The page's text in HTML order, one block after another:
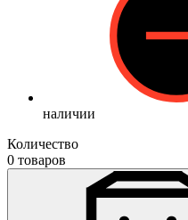
наличии
Количество
0 товаров